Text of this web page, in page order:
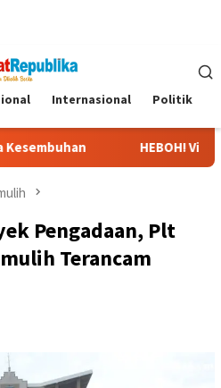
Internasional Politik
HEBOH! Video Viral
Pengadaan, Plt
Terancam